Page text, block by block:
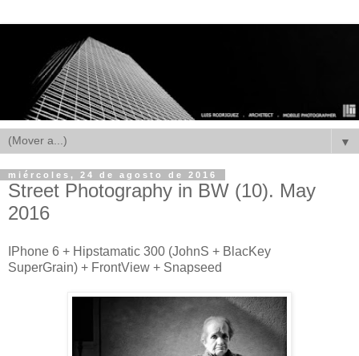
▼
miércoles, 24 de agosto de 2016
Street Photography in BW (10). May
2016
IPhone 6 + Hipstamatic 300 (JohnS + BlacKey
SuperGrain) + FrontView + Snapseed